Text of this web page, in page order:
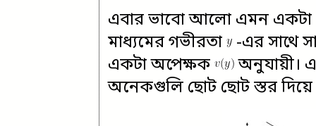
এবার ভাবো আলো এমন একটা
মাধ্যমের গভীরতা
-এর সাথে
একটা অপেক্ষক
অনুযায়ী।
অনেকগুলি ছোট ছোট স্তর দিয়ে